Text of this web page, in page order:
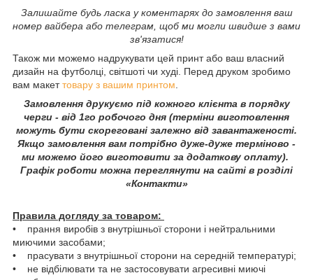
Залишайте будь ласка у коментарях до замовлення ваш
номер вайбера або телеграм, щоб ми могли швидше з вами
зв'язатися!
Також ми можемо надрукувати цей принт або ваш власний
дизайн на футболці, світшоті чи худі. Перед друком зробимо
вам макеттовару з вашим принтом
Замовлення друкуємо під кожного клієнта в порядку
черги - від 1го робочого дня (терміни виготовлення
можуть бути скореговані залежно від завантаженості.
Якщо замовлення вам потрібно дуже-дуже терміново -
ми можемо його виготовити за додаткову оплату).
Графік роботи можна переглянути на сайті в розділі
«Контакти»
Правила догляду за товаром:
• прання виробів з внутрішньої сторони і нейтральними
миючими засобами;
• прасувати з внутрішньої сторони на середній температурі;
• не відбілювати та не застосовувати агресивні миючі